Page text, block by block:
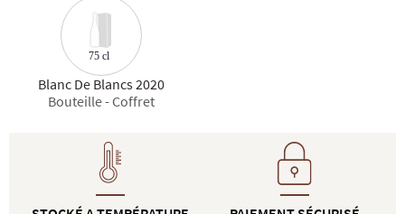
75 cl
Blanc De Blancs 2020
Bouteille - Coffret